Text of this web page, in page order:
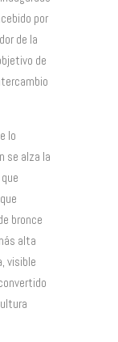
por
de la
de
lo
se alza la
bronce
alta
visible